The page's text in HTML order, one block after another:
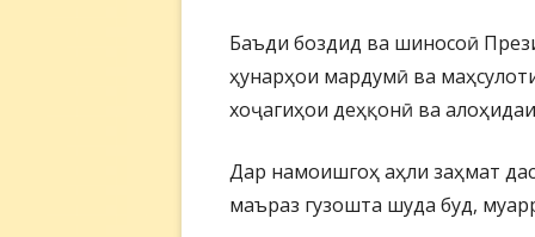
Баъди боздид ва шиносоӣ
ҳунарҳои мардумӣ ва
хоҷагиҳои деҳқонӣ ва
Дар намоишгоҳ аҳли заҳмат
маъраз гузошта шуда буд,